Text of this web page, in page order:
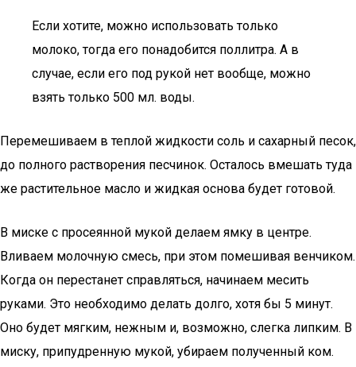
Если хотите, можно использовать только
молоко, тогда его понадобится поллитра. А в
случае, если его под рукой нет вообще, можно
взять только 500 мл. воды.
Перемешиваем в теплой жидкости соль и сахарный песок,
до полного растворения песчинок. Осталось вмешать туда
же растительное масло и жидкая основа будет готовой.
В миске с просеянной мукой делаем ямку в центре.
Вливаем молочную смесь, при этом помешивая венчиком.
Когда он перестанет справляться, начинаем месить
руками. Это необходимо делать долго, хотя бы 5 минут.
Оно будет мягким, нежным и, возможно, слегка липким. В
миску, припудренную мукой, убираем полученный ком.